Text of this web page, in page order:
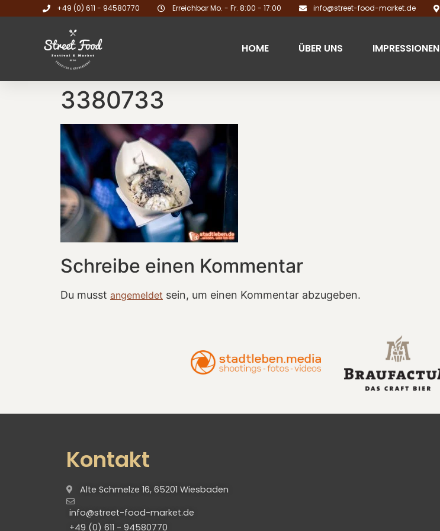
+49 (0) 611 - 94580770 Erreichbar Mo. - Fr. 8:00 - 17:00 info@street-food-market.de
HOME ÜBER UNS IMPRESSIONEN
3380733
Schreibe einen Kommentar
Du musst angemeldet sein, um einen Kommentar abzugeben.
Kontakt
Alte Schmelze 16, 65201 Wiesbaden
info@street-food-market.de
+49 (0) 611 - 94580770